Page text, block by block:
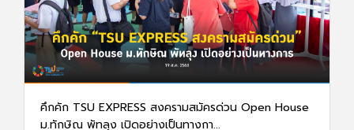
คึกคัก TSU EXPRESS สงครามสมัครด่วน Open House
ม.ทักษิณ พัทลุง เปิดอย่างเป็นทางกา...